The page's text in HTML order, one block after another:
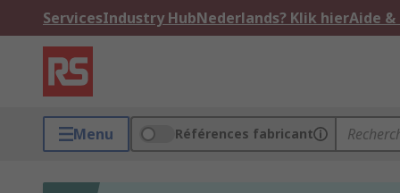
ServicesIndustry HubNederlands? Klik hierAide
Menu Références fabricant